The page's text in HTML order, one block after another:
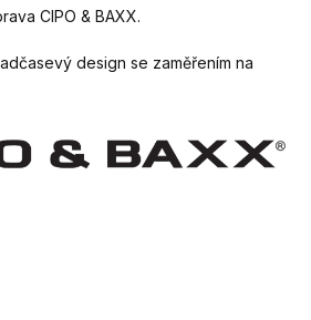
CIPO & BAXX.
design se zaměřením na